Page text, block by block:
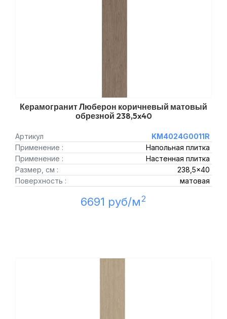
Керамогранит Люберон коричневый матовый
обрезной 238,5x40
Артикул
KM4024G0011R
Применение :
Напольная плитка
Применение :
Настенная плитка
Размер, см :
238,5x40
Поверхность :
матовая
6691 руб/м2